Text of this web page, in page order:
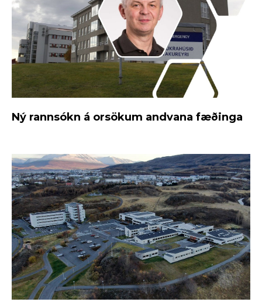
Ný rannsókn á orsökum andvana fæðinga